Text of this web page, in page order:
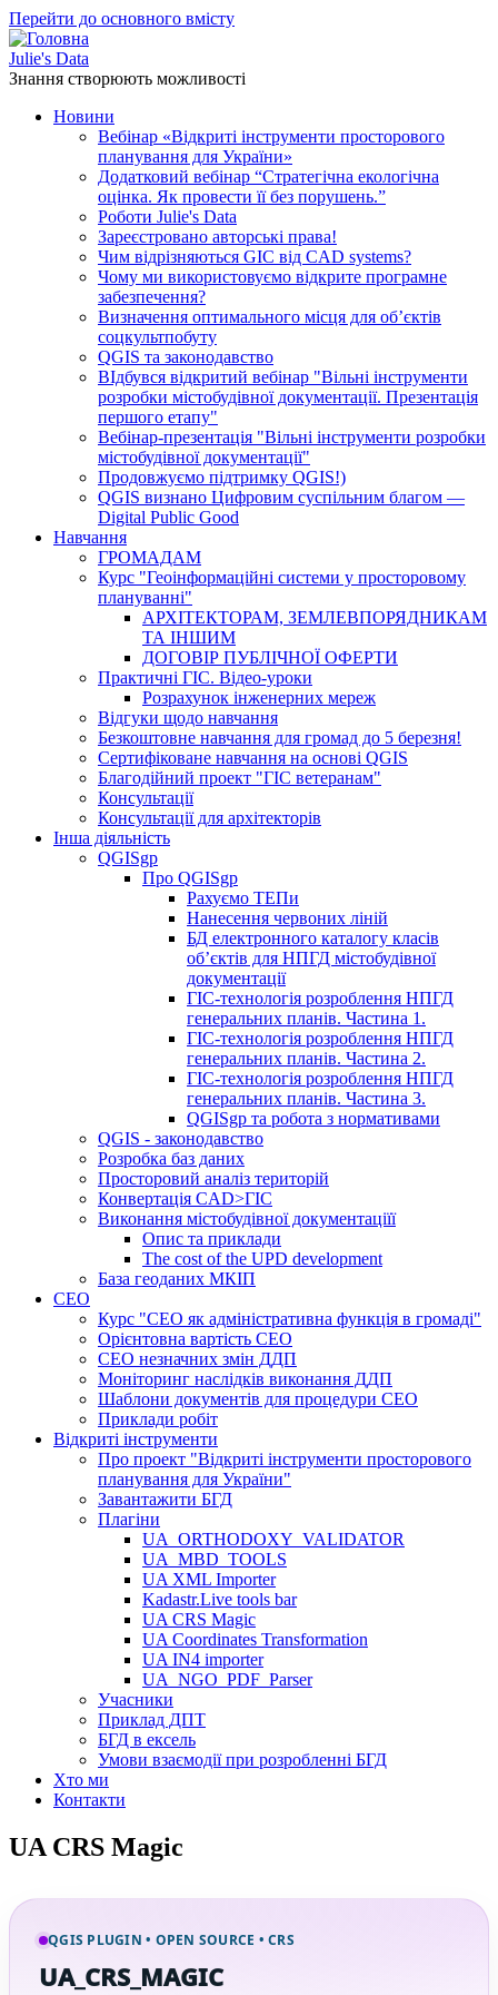
Перейти до основного вмісту
Julie's Data
Знання створюють можливості
Новини
Вебінар «Відкриті інструменти просторового
планування для України»
Додатковий вебінар “Стратегічна екологічна
оцінка. Як провести її без порушень.”
Роботи Julie's Data
Зареєстровано авторські права!
Чим відрізняються GIC від CAD systems?
Чому ми використовуємо відкрите програмне
забезпечення?
Визначення оптимального місця для об’єктів
соцкультпобуту
QGIS та законодавство
ВІдбувся відкритий вебінар "Вільні інструменти
розробки містобудівної документації. Презентація
першого етапу"
Вебінар-презентація "Вільні інструменти розробки
містобудівної документації"
Продовжуємо підтримку QGIS!)
QGIS визнано Цифровим суспільним благом —
Digital Public Good
Навчання
ГРОМАДАМ
Курс "Геоінформаційні системи у просторовому
плануванні"
АРХІТЕКТОРАМ, ЗЕМЛЕВПОРЯДНИКАМ
ТА ІНШИМ
ДОГОВІР ПУБЛІЧНОЇ ОФЕРТИ
Практичні ГІС. Відео-уроки
Розрахунок інженерних мереж
Відгуки щодо навчання
Безкоштовне навчання для громад до 5 березня!
Сертифіковане навчання на основі QGIS
Благодійний проект "ГІС ветеранам"
Консультації
Консультації для архітекторів
Інша діяльність
QGISgp
Про QGISgp
Рахуємо ТЕПи
Нанесення червоних ліній
БД електронного каталогу класів
об’єктів для НПГД містобудівної
документації
ГІС-технологія розроблення НПГД
генеральних планів. Частина 1.
ГІС-технологія розроблення НПГД
генеральних планів. Частина 2.
ГІС-технологія розроблення НПГД
генеральних планів. Частина 3.
QGISgp та робота з нормативами
QGIS - законодавство
Розробка баз даних
Просторовий аналіз територій
Конвертація CAD>ГІС
Виконання містобудівної документаціїї
Опис та приклади
The cost of the UPD development
База геоданих МКІП
СЕО
Курс "СЕО як адміністративна функція в громаді"
Орієнтовна вартість СЕО
СЕО незначних змін ДДП
Моніторинг наслідків виконання ДДП
Шаблони документів для процедури СЕО
Приклади робіт
Відкриті інструменти
Про проект "Відкриті інструменти просторового
планування для України"
Завантажити БГД
Плагіни
UA_ORTHODOXY_VALIDATOR
UA_MBD_TOOLS
UA XML Importer
Kadastr.Live tools bar
UA CRS Magic
UA Coordinates Transformation
UA IN4 importer
UA_NGO_PDF_Parser
Учасники
Приклад ДПТ
БГД в ексель
Умови взаємодії при розробленні БГД
Хто ми
Контакти
UA CRS Magic
QGIS PLUGIN • OPEN SOURCE • CRS
UA_CRS_MAGIC